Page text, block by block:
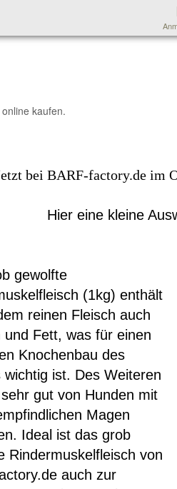
kaufen.
bei BARF-factory.de im
Hier eine kleine
gewolfte
(1kg) enthält
reinen Fleisch auch
und Fett, was für einen
Knochenbau des
wichtig ist. Des Weiteren
gut von Hunden mit
Magen
Ideal ist das grob
Rindermuskelfleisch von
auch zur